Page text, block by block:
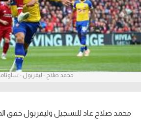
فيديوهات
عدسات
آراء حرة
بطولات
محمد صلاح - ليفربول -
محمد صلاح عاد للتسجيل وليفربول حقق